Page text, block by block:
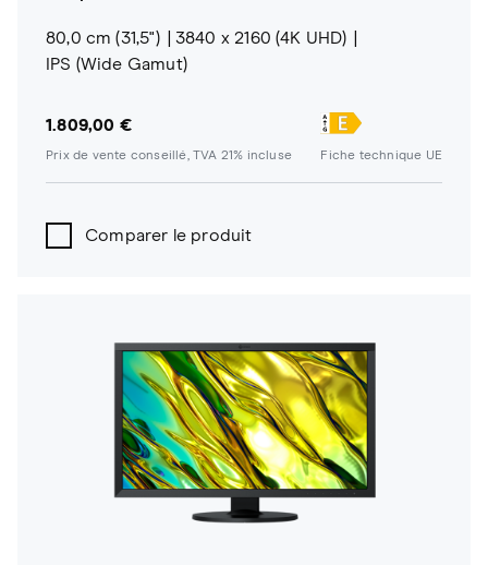
80,0 cm (31,5")
3840 x 2160 (4K UHD)
IPS (Wide Gamut)
1.809,00 €
Prix de vente conseillé, TVA 21% incluse Fiche technique UE
Comparer le produit